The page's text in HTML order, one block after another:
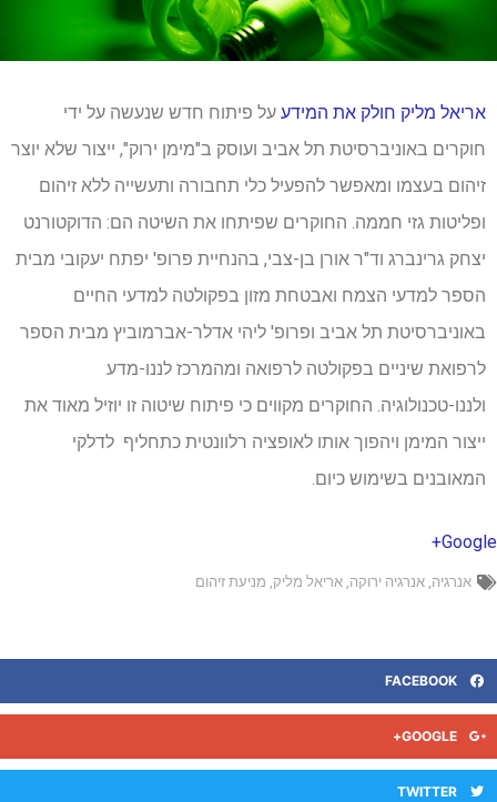
אריאל מליק חולק את המידעעל פיתוח חדש שנעשה על ידי
חוקרים באוניברסיטת תל אביב ועוסק ב"מימן ירוק", ייצור שלא יוצר
זיהום בעצמו ומאפשר להפעיל כלי תחבורה ותעשייה ללא זיהום
ופליטות גזי חממה. החוקרים שפיתחו את השיטה הם: הדוקטורנט
יצחק גרינברג וד"ר אורן בן-צבי, בהנחיית פרופ' יפתח יעקובי מבית
הספר למדעי הצמח ואבטחת מזון בפקולטה למדעי החיים
באוניברסיטת תל אביב ופרופ' ליהי אדלר-אברמוביץ מבית הספר
לרפואת שיניים בפקולטה לרפואה ומהמרכז לננו-מדע
ולננו-טכנולוגיה. החוקרים מקווים כי פיתוח שיטוה זו יוזיל מאוד את
ייצור המימן ויהפוך אותו לאופציה רלוונטית כתחליף לדלקי
המאובנים בשימוש כיום.
אנרגיה,אנרגיה ירוקה,אריאל מליק,מניעת זיהום
FACEBOOK
GOOGLE+
TWITTER